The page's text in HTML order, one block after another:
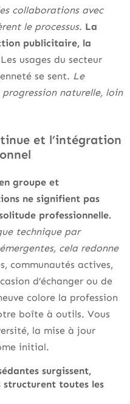
collaborations avec
le processus. La
publicitaire, la
Les usages du secteur
se sent. Le
naturelle, loin
et l’intégration
groupe et
ne signifient pas
professionnelle.
technique par
cela redonne
communautés actives,
d’échanger ou de
colore la profession
boîte à outils. Vous
la mise à jour
initial.
surgissent,
structurent toutes les